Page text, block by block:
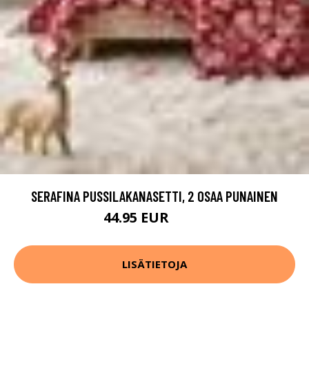
SERAFINA PUSSILAKANASETTI, 2 OSAA PUNAINEN
44.95 EUR
LISÄTIETOJA